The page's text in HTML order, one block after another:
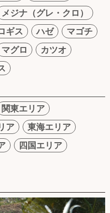
メジナ（グレ・クロ）
ギス ハゼ
マゴチ
マグロ
カツオ
関東エリア
ア
東海エリア
四国エリア